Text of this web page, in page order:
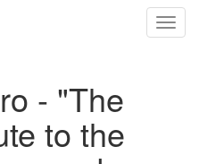
- "The
to the